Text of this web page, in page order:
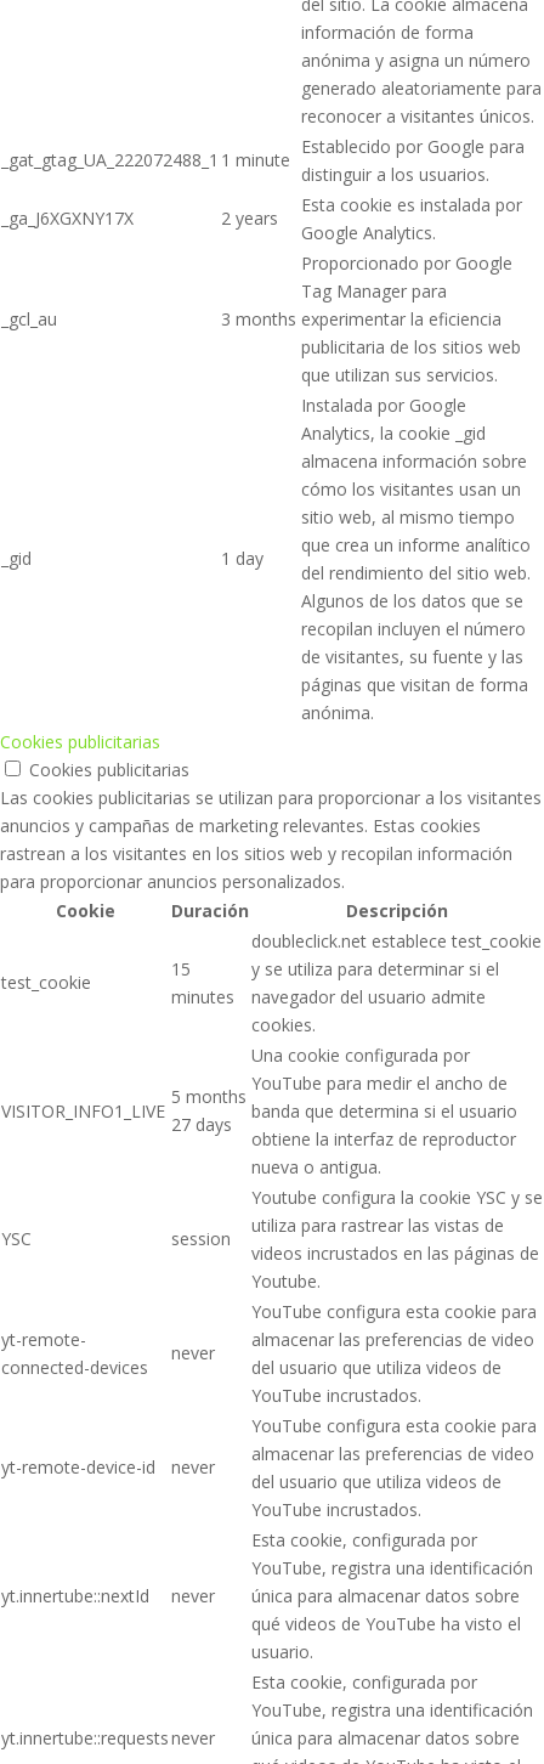
información de forma
anónima y asigna un número
generado aleatoriamente para
reconocer a visitantes únicos.
_gat_gtag_UA_222072488_1 1 minute
Establecido por Google para
distinguir a los usuarios.
_ga_J6XGXNY17X
2 years
Esta cookie es instalada por
Google Analytics.
_gcl_au 3 months
Proporcionado por Google
Tag Manager para
experimentar la eficiencia
publicitaria de los sitios web
que utilizan sus servicios.
_gid 1 day
Instalada por Google
Analytics, la cookie _gid
almacena información sobre
cómo los visitantes usan un
sitio web, al mismo tiempo
que crea un informe analítico
del rendimiento del sitio web.
Algunos de los datos que se
recopilan incluyen el número
de visitantes, su fuente y las
páginas que visitan de forma
anónima.
Cookies publicitarias
Cookies publicitarias
Las cookies publicitarias se utilizan para proporcionar a los visitantes
anuncios y campañas de marketing relevantes. Estas cookies
rastrean a los visitantes en los sitios web y recopilan información
para proporcionar anuncios personalizados.
Cookie
Duración Descripción
test_cookie
15
minutes
doubleclick.net establece test_cookie
y se utiliza para determinar si el
navegador del usuario admite
cookies.
VISITOR_INFO1_LIVE
5 months
27 days
Una cookie configurada por
YouTube para medir el ancho de
banda que determina si el usuario
obtiene la interfaz de reproductor
nueva o antigua.
YSC session
Youtube configura la cookie YSC y se
utiliza para rastrear las vistas de
videos incrustados en las páginas de
Youtube.
yt-remote-
connected-devices
never
YouTube configura esta cookie para
almacenar las preferencias de video
del usuario que utiliza videos de
YouTube incrustados.
yt-remote-device-id never
YouTube configura esta cookie para
almacenar las preferencias de video
del usuario que utiliza videos de
YouTube incrustados.
yt.innertube::nextId never
Esta cookie, configurada por
YouTube, registra una identificación
única para almacenar datos sobre
qué videos de YouTube ha visto el
usuario.
yt.innertube::requestsnever
Esta cookie, configurada por
YouTube, registra una identificación
única para almacenar datos sobre